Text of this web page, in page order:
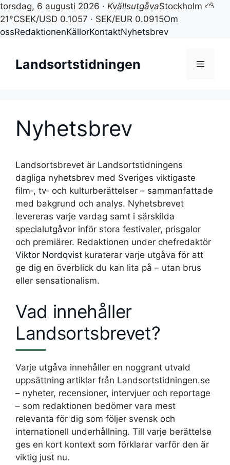
torsdag, 6 augusti 2026 · KvällsutgåvaStockholm ⛅
21°CSEK/USD 0.1057 · SEK/EUR 0.0915Om
ossRedaktionenKällorKontaktNyhetsbrev
innehållLandsortstidningen Meny
Nyhetsbrev
Landsortsbrevet är Landsortstidningens
dagliga nyhetsbrev med Sveriges viktigaste
film‑, tv‑ och kulturberättelser – sammanfattade
med bakgrund och analys. Nyhetsbrevet
levereras varje vardag samt i särskilda
specialutgåvor inför stora festivaler, prisgalor
och premiärer. Redaktionen under chefredaktör
Viktor Nordqvist kuraterar varje utgåva för att
ge dig en överblick du kan lita på – utan brus
eller sensationalism.
Vad innehåller
Landsortsbrevet?
Varje utgåva innehåller en noggrant utvald
uppsättning artiklar från Landsortstidningen.se
– nyheter, recensioner, intervjuer och reportage
– som redaktionen bedömer vara mest
relevanta för dig som följer svensk och
internationell underhållning. Till varje berättelse
ges en kort kontext som förklarar varför den är
viktig just nu.